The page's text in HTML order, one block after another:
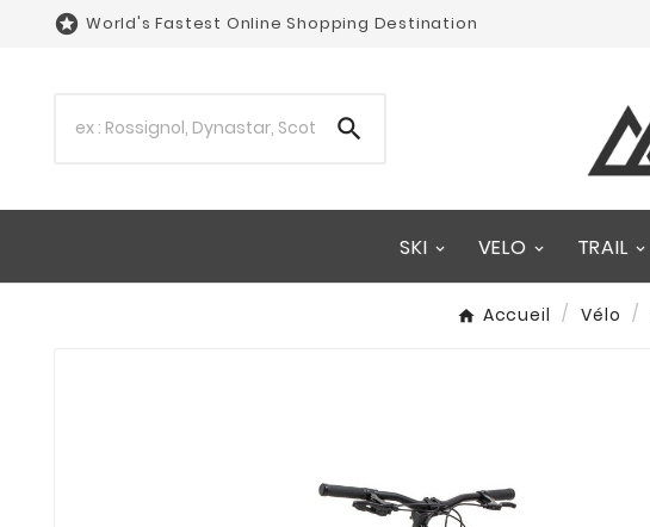
 World's Fastest Online Shopping Destination

SKI VELO TRAIL
Accueil Vélo